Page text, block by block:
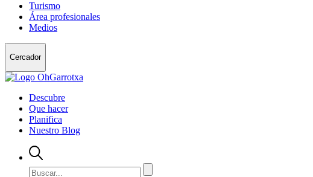
Turismo
Área profesionales
Medios
Cercador
Descubre
Que hacer
Planifica
Nuestro Blog